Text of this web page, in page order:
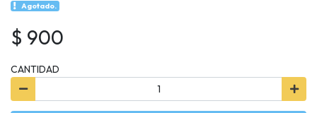
Agotado.
$ 900
CANTIDAD